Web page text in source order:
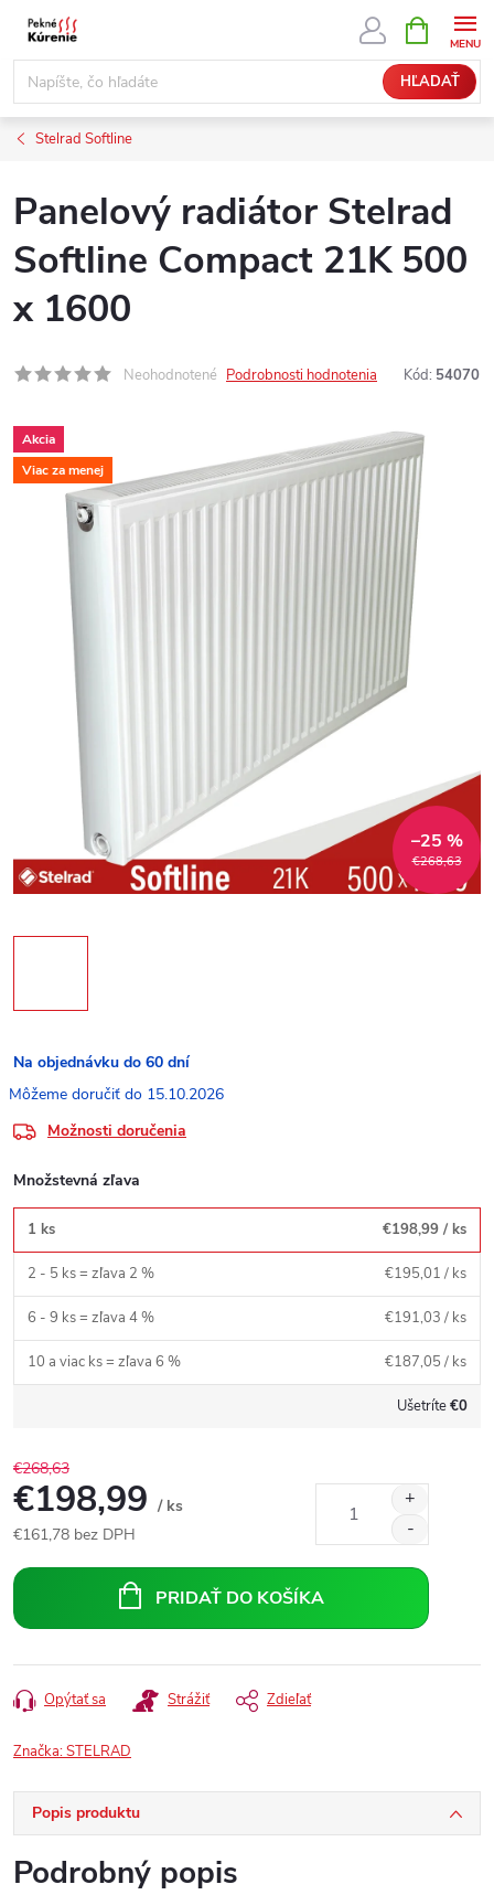
Prejsť
obsah
HĽADAŤ
KOŠÍK
Stelrad Softline
Panelový radiátor Stelrad
Softline Compact 21K 500
x 1600
Neohodnotené Podrobnosti hodnotenia Kód: 54070
Akcia
Viac za menej
€268,63
–25 %
Na objednávku do 60 dní
15.10.2026
Možnosti doručenia
Množstevná zľava
1 ks €198,99 / ks
2 - 5 ks = zľava 2 % €195,01 / ks
6 - 9 ks = zľava 4 % €191,03 / ks
10 a viac ks = zľava 6 % €187,05 / ks
Ušetríte€0
€268,63
€198,99 / ks
€161,78 bez DPH
cena:
PRIDAŤ DO KOŠÍKA
Opýtať sa Strážiť Zdieľať
Značka:STELRAD
Popis produktu
Podrobný popis